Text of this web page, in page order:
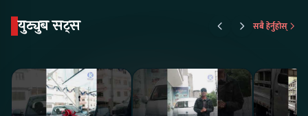
युट्युब सट्स सबै हेर्नुहोस्